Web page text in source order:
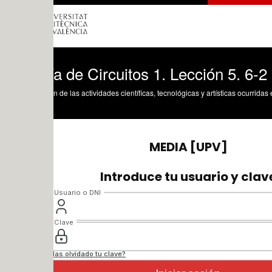
de Circuitos 1. Lección 5. 6-2
de las actividades científicas, tecnológicas y artísticas ocurridas en los tres